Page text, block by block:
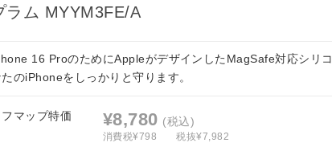
ラム MYYM3FE/A
16 ProのためにAppleがデザインしたMagSafe対応シリ
たのiPhoneをしっかりと守ります。
フマップ特価 ¥8,780 (税込)
消費税¥798 税抜¥7,982